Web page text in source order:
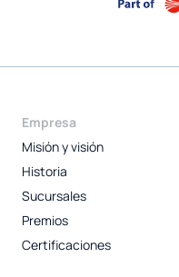
Empresa
Misión y visión
Historia
Sucursales
Premios
Certificaciones